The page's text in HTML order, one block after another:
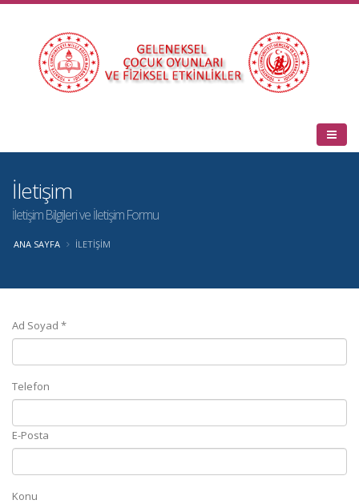
İletişim
İletişim Bilgileri ve İletişim Formu
ANA SAYFA İLETİŞİM
Ad Soyad *
Telefon
E-Posta
Konu